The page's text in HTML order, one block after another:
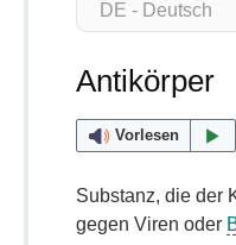
Antikörper
Vorlesen
Substanz, die der
gegen Viren oder